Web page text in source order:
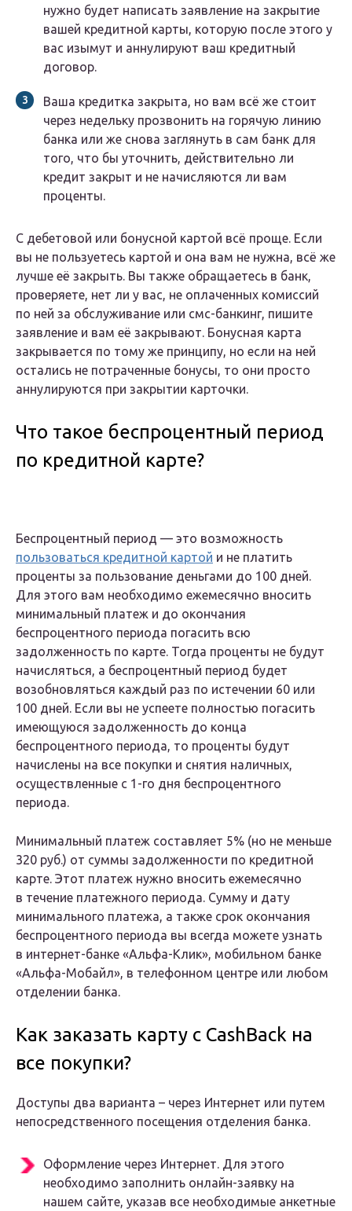
нужно будет написать заявление на закрытие
вашей кредитной карты, которую после этого у
вас изымут и аннулируют ваш кредитный
договор.
Ваша кредитка закрыта, но вам всё же стоит
через недельку прозвонить на горячую линию
банка или же снова заглянуть в сам банк для
того, что бы уточнить, действительно ли
кредит закрыт и не начисляются ли вам
проценты.
С дебетовой или бонусной картой всё проще. Если
вы не пользуетесь картой и она вам не нужна, всё же
лучше её закрыть. Вы также обращаетесь в банк,
проверяете, нет ли у вас, не оплаченных комиссий
по ней за обслуживание или смс-банкинг, пишите
заявление и вам её закрывают. Бонусная карта
закрывается по тому же принципу, но если на ней
остались не потраченные бонусы, то они просто
аннулируются при закрытии карточки.
Что такое беспроцентный период
по кредитной карте?
Беспроцентный период — это возможность
пользоваться кредитной картой и не платить
проценты за пользование деньгами до 100 дней.
Для этого вам необходимо ежемесячно вносить
минимальный платеж и до окончания
беспроцентного периода погасить всю
задолженность по карте. Тогда проценты не будут
начисляться, а беспроцентный период будет
возобновляться каждый раз по истечении 60 или
100 дней. Если вы не успеете полностью погасить
имеющуюся задолженность до конца
беспроцентного периода, то проценты будут
начислены на все покупки и снятия наличных,
осуществленные с 1-го дня беспроцентного
периода.
Минимальный платеж составляет 5% (но не меньше
320 руб.) от суммы задолженности по кредитной
карте. Этот платеж нужно вносить ежемесячно
в течение платежного периода. Сумму и дату
минимального платежа, а также срок окончания
беспроцентного периода вы всегда можете узнать
в интернет-банке «Альфа-Клик», мобильном банке
«Альфа-Мобайл», в телефонном центре или любом
отделении банка.
Как заказать карту с CashBack на
все покупки?
Доступы два варианта – через Интернет или путем
непосредственного посещения отделения банка.
Оформление через Интернет. Для этого
необходимо заполнить онлайн-заявку на
нашем сайте, указав все необходимые анкетные